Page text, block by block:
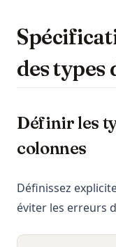
des types
Définir les
colonnes
Définissez
éviter les erreurs